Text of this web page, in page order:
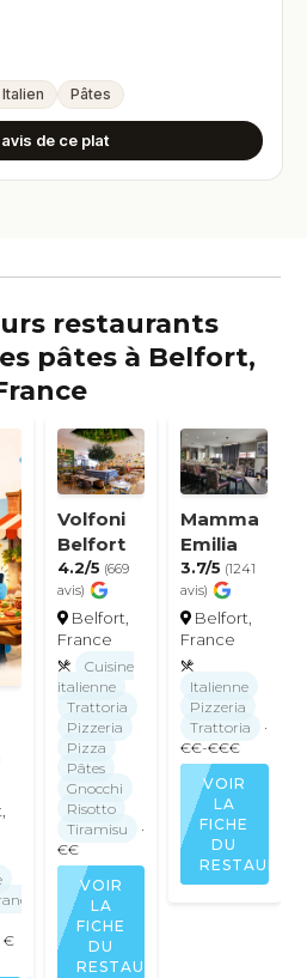
Pâtes
de ce plat
restaurants
pâtes à Belfort,
€
Volfoni
Belfort
4.2/5 (669
avis)
Belfort,
France
Cuisine
italienne
Trattoria
Pizzeria
Pizza
Pâtes
Gnocchi
Risotto
Tiramisu
·
€€
VOIR
LA
FICHE
DU
RESTAURANT
Mamma
Emilia
3.7/5 (1241
avis)
Belfort,
France
Italienne
Pizzeria
Trattoria
·
€€-€€€
VOIR
LA
FICHE
DU